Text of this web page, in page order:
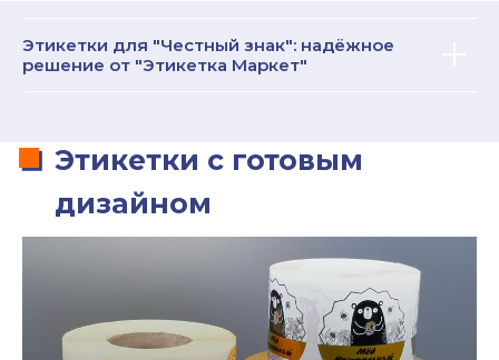
Этикетки для "Честный знак": надёжное
решение от "Этикетка Маркет"